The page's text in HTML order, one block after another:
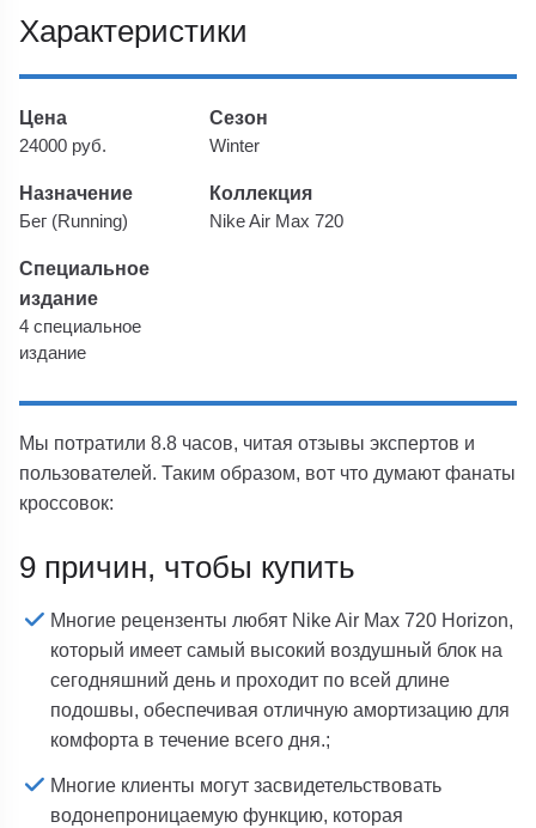
Характеристики
Цена
24000 руб.
Сезон
Winter
Назначение
Бег (Running)
Коллекция
Nike Air Max 720
Специальное
издание
4 специальное
издание
Мы потратили 8.8 часов, читая отзывы экспертов и
пользователей. Таким образом, вот что думают фанаты
кроссовок:
9 причин, чтобы купить
Многие рецензенты любят Nike Air Max 720 Horizon,
который имеет самый высокий воздушный блок на
сегодняшний день и проходит по всей длине
подошвы, обеспечивая отличную амортизацию для
комфорта в течение всего дня.;
Многие клиенты могут засвидетельствовать
водонепроницаемую функцию, которая